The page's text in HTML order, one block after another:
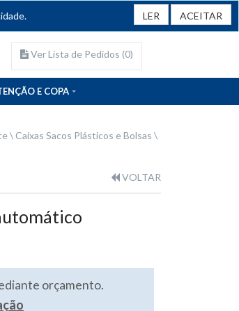
LER ACEITAR
Ver Lista de Pedidos (0)
E COPA
Caixas Sacos Plásticos e Bolsas
VOLTAR
orçamento.